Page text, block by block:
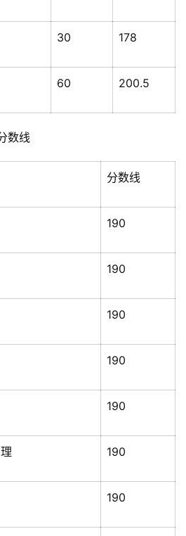
30 178
60 200.5
数线
分数线
190
190
190
190
190
190
190